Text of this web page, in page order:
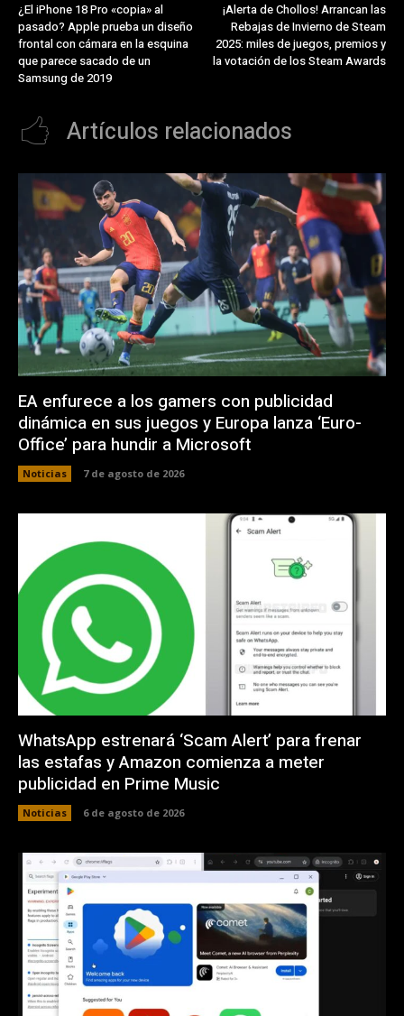
¿El iPhone 18 Pro «copia» al
pasado? Apple prueba un diseño
frontal con cámara en la esquina
que parece sacado de un
Samsung de 2019
¡Alerta de Chollos! Arrancan las
Rebajas de Invierno de Steam
2025: miles de juegos, premios y
la votación de los Steam Awards
Artículos relacionados
EA enfurece a los gamers con publicidad
dinámica en sus juegos y Europa lanza ‘Euro-
Office’ para hundir a Microsoft
Noticias 7 de agosto de 2026
WhatsApp estrenará ‘Scam Alert’ para frenar
las estafas y Amazon comienza a meter
publicidad en Prime Music
Noticias 6 de agosto de 2026